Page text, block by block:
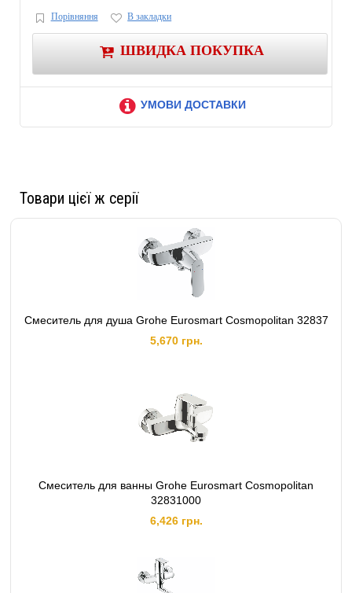
Порівняння В закладки
ШВИДКА ПОКУПКА
УМОВИ ДОСТАВКИ
Товари цієї ж серії
Смеситель для душа Grohe Eurosmart Cosmopolitan 32837
5,670 грн.
Смеситель для ванны Grohe Eurosmart Cosmopolitan
32831000
6,426 грн.